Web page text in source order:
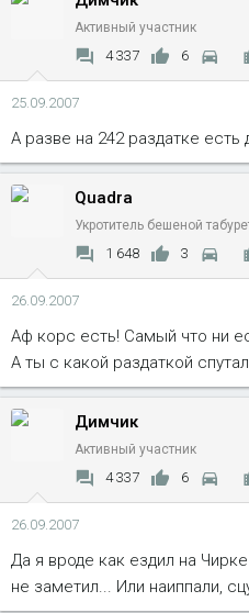
Активный участник
4 337 6
25.09.2007
А разве на 242 раздатке есть
Quadra
Укротитель бешеной
1 648 3
26.09.2007
Аф корс есть! Самый что ни
А ты с какой раздаткой
Димчик
Активный участник
4 337 6
26.09.2007
Да я вроде как ездил на
не заметил... Или наиппали,